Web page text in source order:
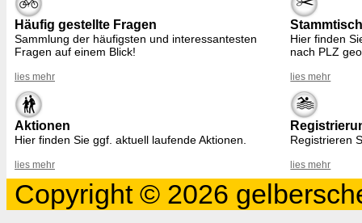
Häufig gestellte Fragen
Sammlung der häufigsten und interessantesten
Fragen auf einem Blick!
lies mehr
Hier finden
nach PLZ
lies mehr
Aktionen
Hier finden Sie ggf. aktuell laufende Aktionen.
lies mehr
Registrieren
lies mehr
Copyright © 2026